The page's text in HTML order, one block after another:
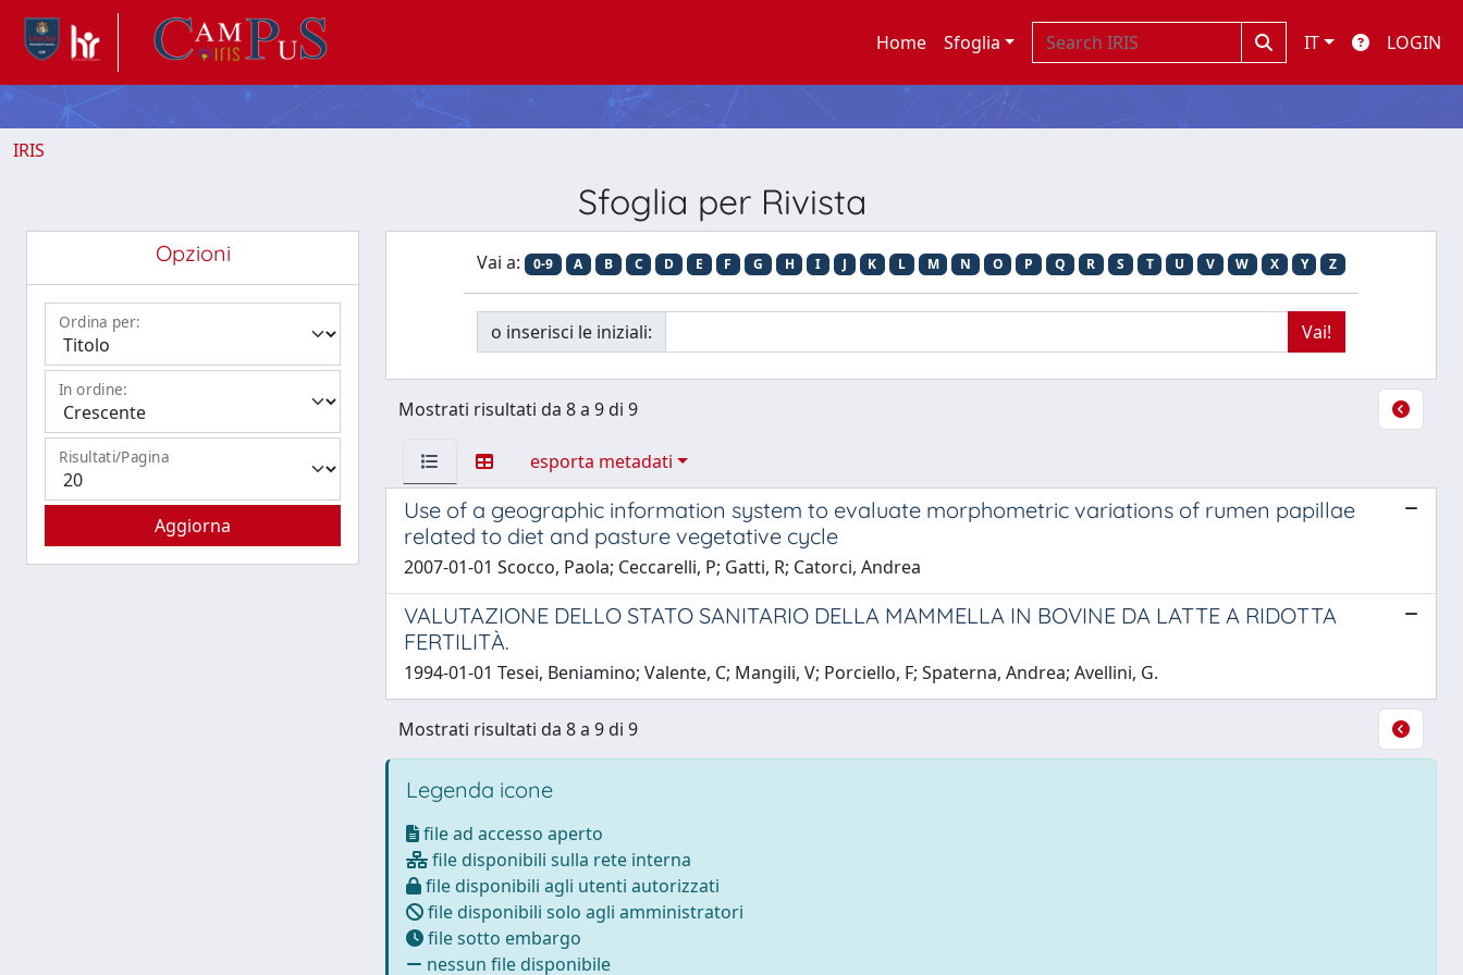
Home Sfoglia IT LOGIN
IRIS
Sfoglia per Rivista
Opzioni
Ordina per:
In ordine:
Risultati/Pagina
Vai a: 0-9 A B C D E F G H I J K L M N O P Q R S T U V W X Y Z
o inserisci le iniziali:
Mostrati risultati da 8 a 9 di 9
esporta metadati
Use of a geographic information system to evaluate morphometric variations of rumen papillae
related to diet and pasture vegetative cycle
2007-01-01 Scocco, Paola; Ceccarelli, P; Gatti, R; Catorci, Andrea
VALUTAZIONE DELLO STATO SANITARIO DELLA MAMMELLA IN BOVINE DA LATTE A RIDOTTA
FERTILITÀ.
1994-01-01 Tesei, Beniamino; Valente, C; Mangili, V; Porciello, F; Spaterna, Andrea; Avellini, G.
Mostrati risultati da 8 a 9 di 9
Legenda icone
file ad accesso aperto
file disponibili sulla rete interna
file disponibili agli utenti autorizzati
file disponibili solo agli amministratori
file sotto embargo
nessun file disponibile